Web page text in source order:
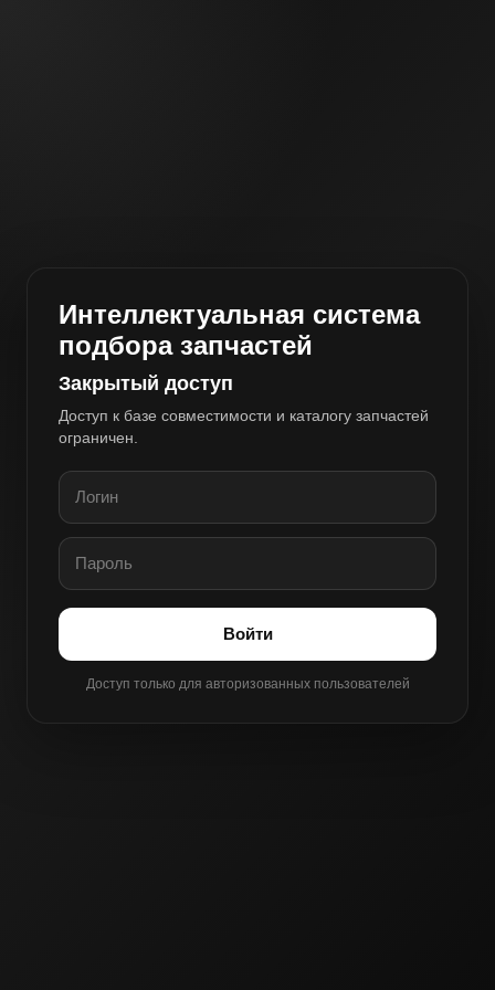
Интеллектуальная система
подбора запчастей
Закрытый доступ
Доступ к базе совместимости и каталогу запчастей
ограничен.
Войти
Доступ только для авторизованных пользователей